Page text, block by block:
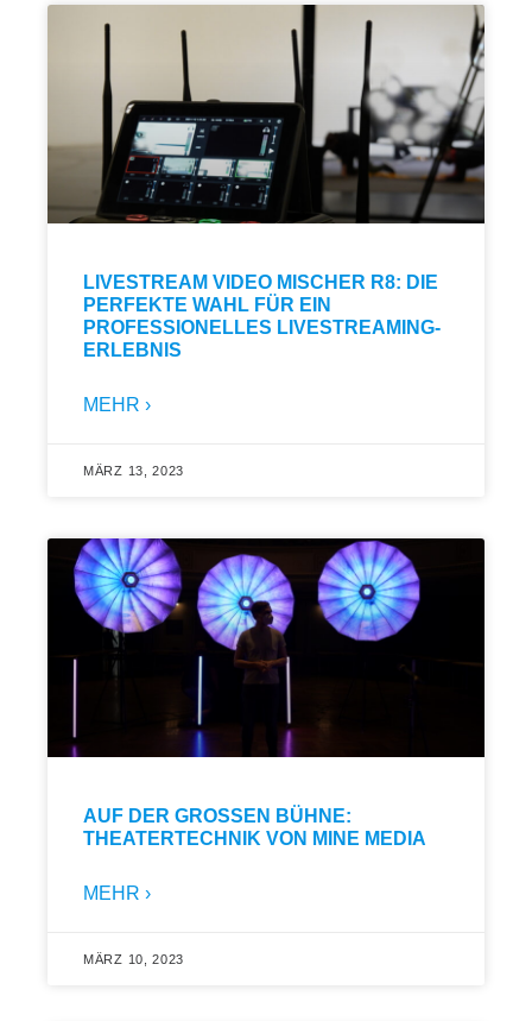
LIVESTREAM VIDEO MISCHER R8: DIE
PERFEKTE WAHL FÜR EIN
PROFESSIONELLES LIVESTREAMING-
ERLEBNIS
MEHR ›
MÄRZ 13, 2023
AUF DER GROSSEN BÜHNE: T
HEATERTECHNIK VON MINE MEDIA
MEHR ›
MÄRZ 10, 2023